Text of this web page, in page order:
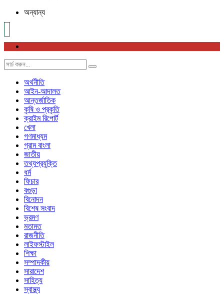
অন্যান্য
অর্থনীতি
আইন-আদালত
আন্তর্জাতিক
কৃষি ও প্রকৃতি
ক্রাইম রিপোর্ট
খেলা
গণমাধ্যম
গ্রাম বাংলা
জাতীয়
তথ্যপ্রযুক্তি
ধর্ম
ফিচার
বগুড়া
বিনোদন
বিশেষ সংবাদ
ভ্রমণ
মতামত
রাজনীতি
লাইফস্টাইল
শিক্ষা
সম্পাদকীয়
সারাদেশ
সাহিত্য
স্বাস্থ্য